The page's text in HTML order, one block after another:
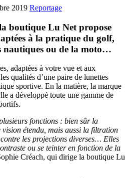
2019 Reportage
boutique Lu Net propose
à la pratique du golf,
nautiques ou de la moto…
adaptées à votre vue et aux
qualités d’une paire de lunettes
sportive. En la matière, la marque
a développé toute une gamme de
fonctions : bien sûr la
étendu, mais aussi la filtration
les projections diverses… Elles
ou se teinter en fonction de la
Créach, qui dirige la boutique Lu